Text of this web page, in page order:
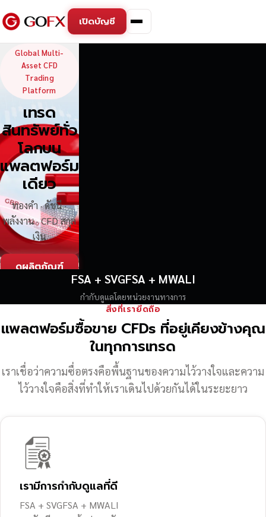
เปิดบัญชี
GoFX — Global Multi-
Global Multi-
Asset CFD
Trading
Platform
เทรด
สินทรัพย์ทั่ว
โลกบน
แพลตฟอร์ม
เดียว
ทองคำ · ดัชนี ·
พลังงาน · CFD สกุล
เงิน
ดูผลิตภัณฑ์
FSA + SVGFSA + MWALI
กำกับดูแลโดยหน่วยงานทางการ
สิ่งที่เรายึดถือ
แพลตฟอร์มซื้อขาย CFDs ที่อยู่เคียงข้างคุณ
ในทุกการเทรด
เราเชื่อว่าความซื่อตรงคือพื้นฐานของความไว้วางใจและความ
ไว้วางใจคือสิ่งที่ทำให้เราเดินไปด้วยกันได้ในระยะยาว
เรามีการกำกับดูแลที่ดี
FSA + SVGFSA + MWALI